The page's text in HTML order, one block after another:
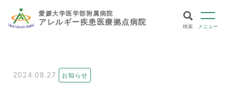
愛媛大学医学部附属病院
アレルギー疾患医療拠点病院 検索 メニュー
2024.08.27 お知らせ